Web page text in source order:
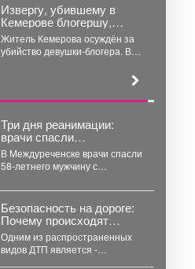
задержали 26-летнего...
Извергу, убившему в
Кемерове блогершу,
вынесли приговор -
сколько ему дали
Житель Кемерова осуждён за
убийство девушки-блогера. В
Три дня реанимации:
врачи спасли
истекающего кровью
кузбассовца
В Междуреченске врачи спасли
58-летнего мужчину с
В Междуреченской городской
больнице...
Безопасность на дороге:
Почему происходят
столкновения и как их
избежать?
Одним из распространенных
видов ДТП является -